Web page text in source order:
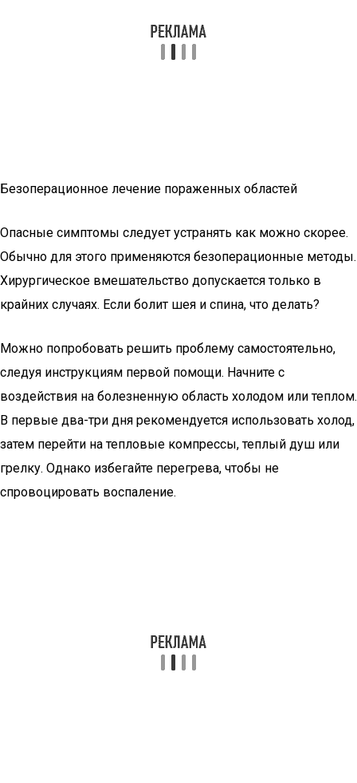
Безоперационное лечение пораженных областей
Опасные симптомы следует устранять как можно скорее.
Обычно для этого применяются безоперационные методы.
Хирургическое вмешательство допускается только в
крайних случаях. Если болит шея и спина, что делать?
Можно попробовать решить проблему самостоятельно,
следуя инструкциям первой помощи. Начните с
воздействия на болезненную область холодом или теплом.
В первые два-три дня рекомендуется использовать холод,
затем перейти на тепловые компрессы, теплый душ или
грелку. Однако избегайте перегрева, чтобы не
спровоцировать воспаление.